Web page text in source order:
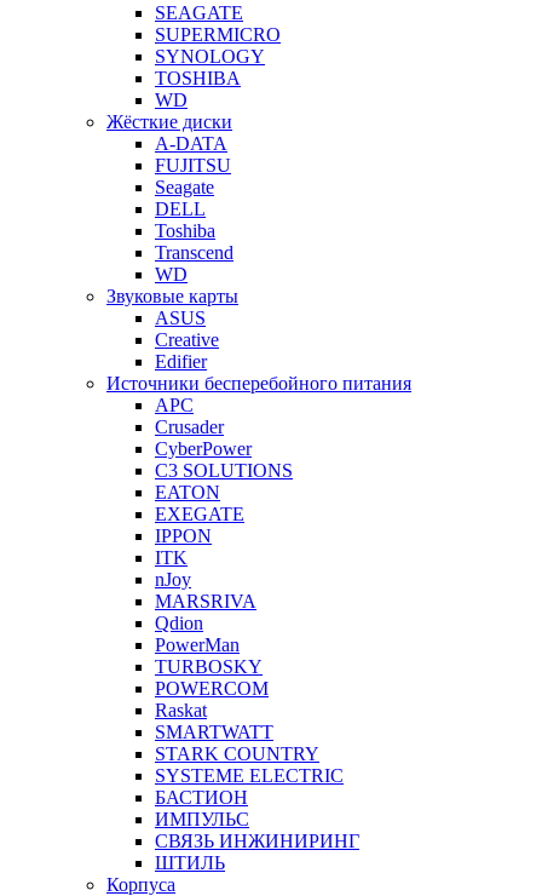
SEAGATE
SUPERMICRO
SYNOLOGY
TOSHIBA
WD
Жёсткие диски
A-DATA
FUJITSU
Seagate
DELL
Toshiba
Transcend
WD
Звуковые карты
ASUS
Creative
Edifier
Источники бесперебойного питания
APC
Crusader
CyberPower
C3 SOLUTIONS
EATON
EXEGATE
IPPON
ITK
nJoy
MARSRIVA
Qdion
PowerMan
TURBOSKY
POWERCOM
Raskat
SMARTWATT
STARK COUNTRY
SYSTEME ELECTRIC
БАСТИОН
ИМПУЛЬС
СВЯЗЬ ИНЖИНИРИНГ
ШТИЛЬ
Корпуса